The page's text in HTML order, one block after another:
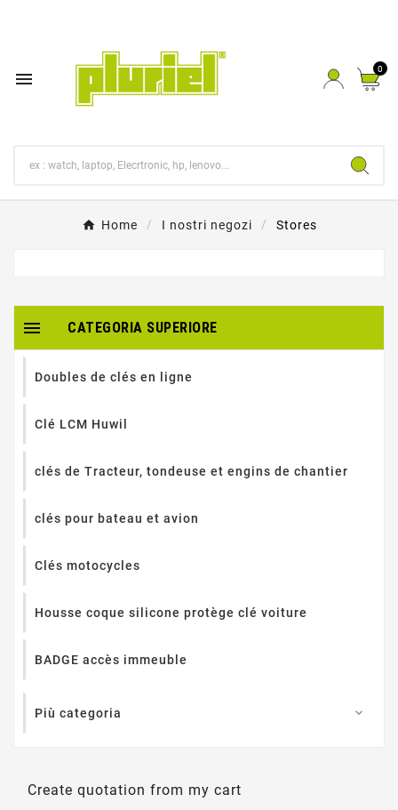
 0
Home I nostri negozi Stores
CATEGORIA SUPERIORE

Doubles de clés en ligne
Clé LCM Huwil
clés de Tracteur, tondeuse et engins de chantier
clés pour bateau et avion
Clés motocycles
Housse coque silicone protège clé voiture
BADGE accès immeuble
Più categoria 
Create quotation from my cart